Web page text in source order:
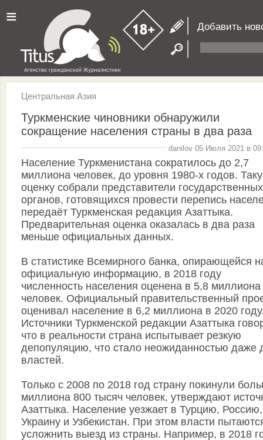
≡ Добавить
Центральная Азия
Туркменские чиновники обнаружили
сокращение населения страны в два раза
danilov 05 Июля 2021 в
Население Туркменистана сократилось до 2,7
миллиона человек, до уровня 1980-х годов.
оценку собрали представители государственных
органов, готовящихся провести перепись
передаёт Туркменская редакция Азаттыка.
Предварительная оценка оказалась в два раза
меньше официальных данных.
В статистике Всемирного банка, опирающейся
официальную информацию, в 2018 году
численность населения оценена в 5,8 миллиона
человек. Официальный правительственный
оценивал население в 6,2 миллиона в 2020
Источники Туркменской редакции Азаттыка
что в реальности страна испытывает резкую
депопуляцию, что стало неожиданностью даже
властей.
Только с 2008 по 2018 год страну покинули
миллиона 800 тысяч человек, утверждают
Азаттыка. Население уезжает в Турцию, Россию,
Украину и Узбекистан. При этом власти
усложнить выезд из страны. Например, в 2018